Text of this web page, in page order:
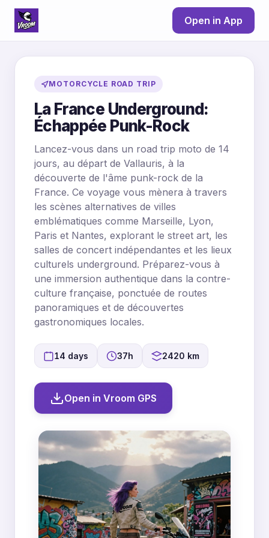
Open in App
MOTORCYCLE ROAD TRIP
La France Underground:
Échappée Punk-Rock
Lancez-vous dans un road trip moto de 14
jours, au départ de Vallauris, à la
découverte de l'âme punk-rock de la
France. Ce voyage vous mènera à travers
les scènes alternatives de villes
emblématiques comme Marseille, Lyon,
Paris et Nantes, explorant le street art, les
salles de concert indépendantes et les lieux
culturels underground. Préparez-vous à
une immersion authentique dans la contre-
culture française, ponctuée de routes
panoramiques et de découvertes
gastronomiques locales.
14 days 37h 2420 km
Open in Vroom GPS